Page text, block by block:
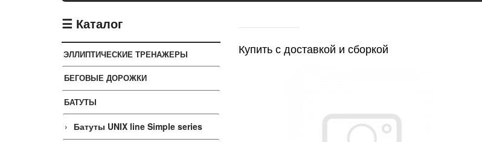
☰ Каталог
ЭЛЛИПТИЧЕСКИЕ ТРЕНАЖЕРЫ
БЕГОВЫЕ ДОРОЖКИ
БАТУТЫ
Батуты UNIX line Simple series
Купить с доставкой и сборкой